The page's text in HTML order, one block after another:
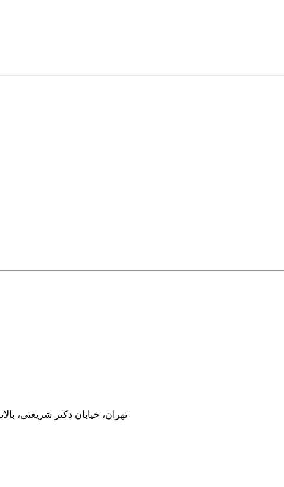
تهران، خیابان دکتر شریعتی،